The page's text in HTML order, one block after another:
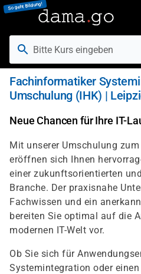
Direkt
zum
So geht Bildung!
Fachinformatiker
Umschulung (IHK) |
Neue Chancen für Ihre IT-
Mit unserer Umschulung
eröffnen sich Ihnen
einer zukunftsorientierten
Branche. Der praxisnahe
Fachwissen und ein
bereiten Sie optimal auf die
modernen IT-Welt vor.
Ob Sie sich für
Systemintegration oder